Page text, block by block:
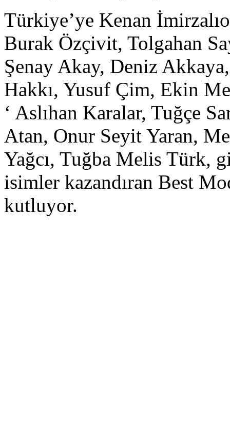
Türkiye’ye Kenan
Burak Özçivit, Tolgahan
Şenay Akay, Deniz
Hakkı, Yusuf Çim, Ekin
‘ Aslıhan Karalar, Tuğçe
Atan, Onur Seyit Yaran,
Yağcı, Tuğba Melis Türk,
isimler kazandıran Best
kutluyor.